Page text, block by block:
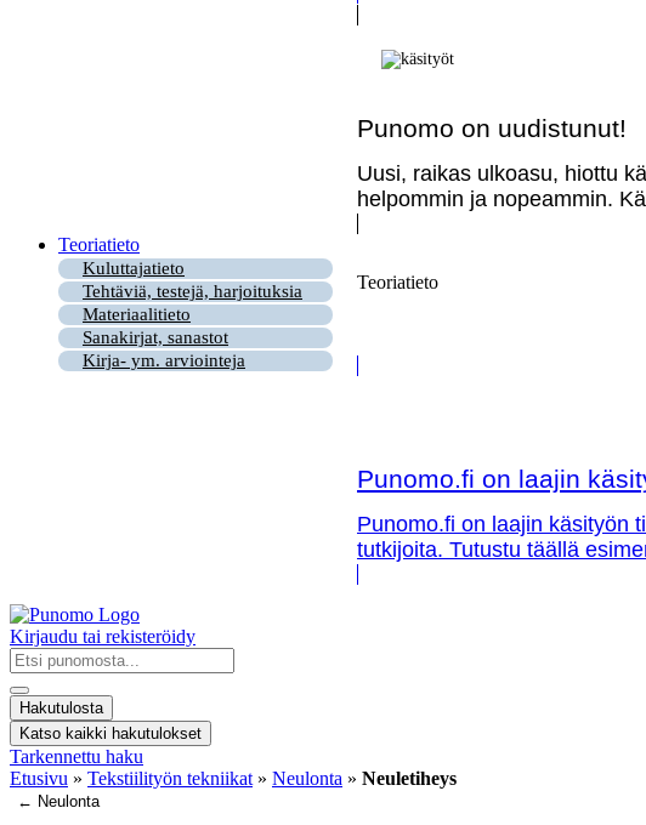
Punomo on uudistunut!
Uusi, raikas ulkoasu, hiottu
helpommin ja nopeammin.
Teoriatieto
Kuluttajatieto
Tehtäviä, testejä, harjoituksia
Materiaalitieto
Sanakirjat, sanastot
Kirja- ym. arviointeja
Teoriatieto
Punomo.fi on laajin
Punomo.fi on laajin käsityön
tutkijoita. Tutustu täällä
Kirjaudu tai rekisteröidy
Search
...
Hakutulosta
Katso kaikki hakutulokset
Tarkennettu haku
Etusivu » Tekstiilityön tekniikat » Neulonta » Neuletiheys
← Neulonta